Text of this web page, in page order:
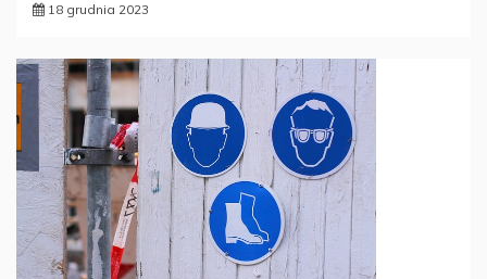
18 grudnia 2023